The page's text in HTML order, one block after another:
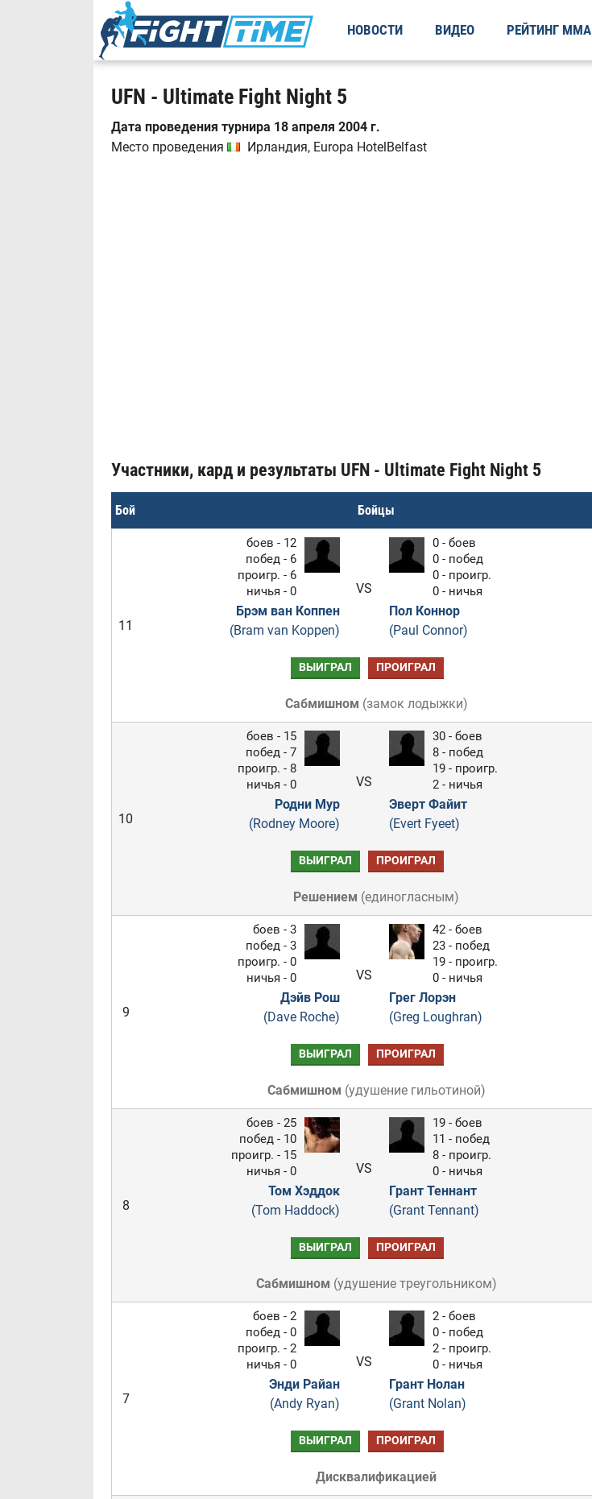
НОВОСТИ ВИДЕО РЕЙТИНГ ММА
UFN - Ultimate Fight Night 5
Дата проведения турнира 18 апреля 2004 г.
Место проведения
Ирландия, Europa HotelBelfast
Участники, кард и результаты UFN - Ultimate Fight Night 5
Бой Бойцы
11
боев - 12
побед - 6
проигр. - 6
ничья - 0
Брэм ван Коппен
(Bram van Koppen)
VS
0 - боев
0 - побед
0 - проигр.
0 - ничья
Пол Коннор
(Paul Connor)
ВЫИГРАЛ ПРОИГРАЛ
Сабмишном (замок лодыжки)
10
боев - 15
побед - 7
проигр. - 8
ничья - 0
Родни Мур
(Rodney Moore)
VS
30 - боев
8 - побед
19 - проигр.
2 - ничья
Эверт Файит
(Evert Fyeet)
ВЫИГРАЛ ПРОИГРАЛ
Решением (единогласным)
9
боев - 3
побед - 3
проигр. - 0
ничья - 0
Дэйв Рош
(Dave Roche)
VS
42 - боев
23 - побед
19 - проигр.
0 - ничья
Грег Лорэн
(Greg Loughran)
ВЫИГРАЛ ПРОИГРАЛ
Сабмишном (удушение гильотиной)
8
боев - 25
побед - 10
проигр. - 15
ничья - 0
Том Хэддок
(Tom Haddock)
VS
19 - боев
11 - побед
8 - проигр.
0 - ничья
Грант Теннант
(Grant Tennant)
ВЫИГРАЛ ПРОИГРАЛ
Сабмишном (удушение треугольником)
7
боев - 2
побед - 0
проигр. - 2
ничья - 0
Энди Райан
(Andy Ryan)
VS
2 - боев
0 - побед
2 - проигр.
0 - ничья
Грант Нолан
(Grant Nolan)
ВЫИГРАЛ ПРОИГРАЛ
Дисквалификацией